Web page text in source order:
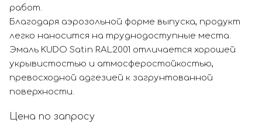
работ.
Благодаря аэрозольной форме выпуска, продукт
легко наносится на труднодоступные места.
Эмаль KUDO Satin RAL2001 отличается хорошей
укрывистостью и атмосферостойкостью,
превосходной адгезией к загрунтованной
поверхности.
Цена по запросу